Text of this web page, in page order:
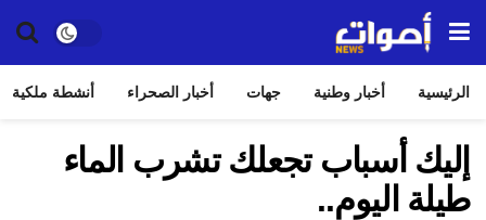
الرئيسية أخبار وطنية جهات أخبار الصحراء أنشطة ملكية
إليك أسباب تجعلك تشرب الماء
طيلة اليوم..